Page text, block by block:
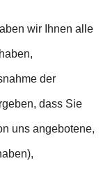
wir Ihnen alle
der
dass Sie
uns angebotene,